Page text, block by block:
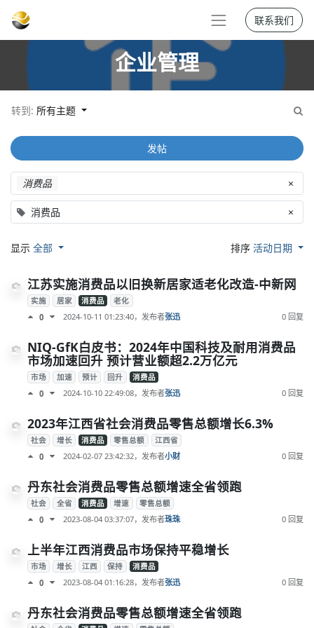
联系我们
企业管理
转到: 所有主题
消费品 ×
消费品 ×
发帖
显示 全部 排序活动日期
江苏实施消费品以旧换新居家适老化改造-中新网
实施 居家 消费品 老化
0 2024-10-11 01:23:40，发布者张迅 0 回复
NIQ-GfK白皮书：2024年中国科技及耐用消费品
市场加速回升 预计营业额超2.2万亿元
市场 加速 预计 回升 消费品
0 2024-10-10 22:49:08，发布者张迅 0 回复
2023年江西省社会消费品零售总额增长6.3%
社会 增长 消费品 零售总额 江西省
0 2024-02-07 23:42:32，发布者小财 0 回复
丹东社会消费品零售总额增速全省领跑
社会 全省 消费品 增速 零售总额
0 2023-08-04 03:37:07，发布者珠珠 0 回复
上半年江西消费品市场保持平稳增长
市场 增长 江西 保持 消费品
0 2023-08-04 01:16:28，发布者张迅 0 回复
丹东社会消费品零售总额增速全省领跑